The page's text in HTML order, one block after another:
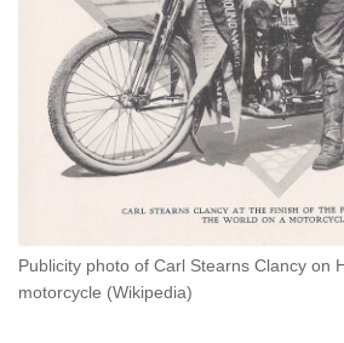
Publicity photo of Carl Stearns Clancy on
motorcycle (Wikipedia)